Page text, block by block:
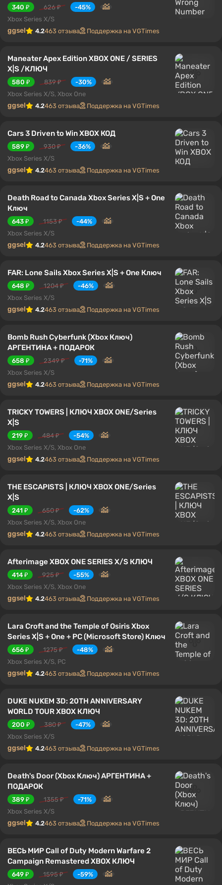
340 ₽ 626 ₽
-45%
Xbox Series X/S
ggsel 4.2463 отзыва Поддержка на VGTimes
Maneater Apex Edition XBOX ONE / SERIES
X|S /КЛЮЧ
580 ₽ 839 ₽
-30%
Xbox Series X/S, Xbox One
ggsel 4.2463 отзыва Поддержка на VGTimes
Cars 3 Driven to Win XBOX КОД
589 ₽ 930 ₽
-36%
Xbox Series X/S
ggsel 4.2463 отзыва Поддержка на VGTimes
Death Road to Canada Xbox Series X|S + One
Ключ
643 ₽ 1153 ₽
-44%
Xbox Series X/S
ggsel 4.2463 отзыва Поддержка на VGTimes
FAR: Lone Sails Xbox Series X|S + One Ключ
648 ₽ 1204 ₽
-46%
Xbox Series X/S
ggsel 4.2463 отзыва Поддержка на VGTimes
Bomb Rush Cyberfunk (Xbox Ключ)
АРГЕНТИНА + ПОДАРОК
658 ₽ 2349 ₽
-71%
Xbox Series X/S
ggsel 4.2463 отзыва Поддержка на VGTimes
TRICKY TOWERS | КЛЮЧ XBOX ONE/Series
X|S
219 ₽ 484 ₽
-54%
Xbox Series X/S, Xbox One
ggsel 4.2463 отзыва Поддержка на VGTimes
THE ESCAPISTS | КЛЮЧ XBOX ONE/Series
X|S
241 ₽ 650 ₽
-62%
Xbox Series X/S, Xbox One
ggsel 4.2463 отзыва Поддержка на VGTimes
Afterimage XBOX ONE SERIES X/S КЛЮЧ
414 ₽ 925 ₽
-55%
Xbox Series X/S, Xbox One
ggsel 4.2463 отзыва Поддержка на VGTimes
Lara Croft and the Temple of Osiris Xbox
Series X|S + One + PC (Microsoft Store) Ключ
656 ₽ 1275 ₽
-48%
Xbox Series X/S, PC
ggsel 4.2463 отзыва Поддержка на VGTimes
DUKE NUKEM 3D: 20TH ANNIVERSARY
WORLD TOUR XBOX КЛЮЧ
200 ₽ 380 ₽
-47%
Xbox Series X/S
ggsel 4.2463 отзыва Поддержка на VGTimes
Death's Door (Xbox Ключ) АРГЕНТИНА +
ПОДАРОК
389 ₽ 1355 ₽
-71%
Xbox Series X/S
ggsel 4.2463 отзыва Поддержка на VGTimes
ВЕСЬ МИР Call of Duty Modern Warfare 2
Campaign Remastered XBOX КЛЮЧ
649 ₽ 1595 ₽
-59%